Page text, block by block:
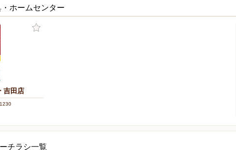
ホームセンター
吉田店
チラシ一覧